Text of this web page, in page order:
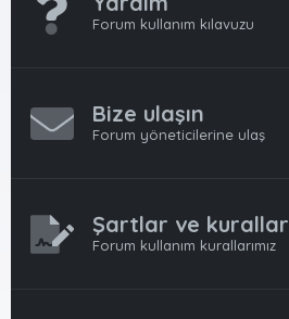
Forum kullanım kılavuzu
Bize ulaşın
Forum yöneticilerine ulaş
Şartlar ve kurallar
Forum kullanım kurallarımız